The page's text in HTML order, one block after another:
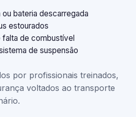
bateria descarregada
estourados
de combustível
de suspensão
por profissionais treinados,
voltados ao transporte